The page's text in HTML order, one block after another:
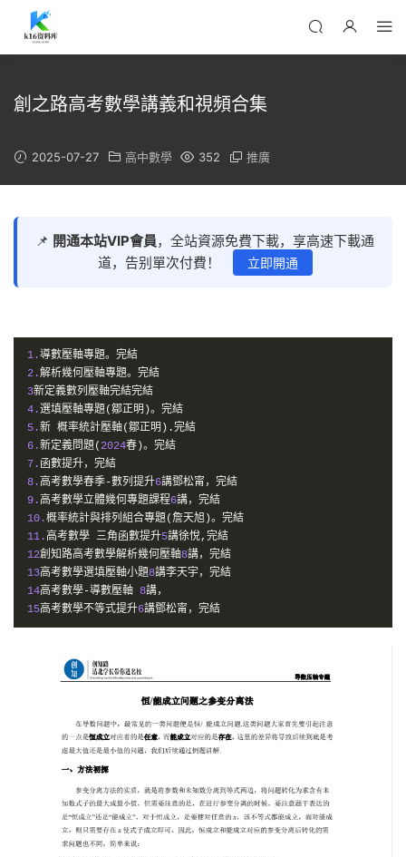
創之路高考數學講義和視頻合集
2025-07-27 高中數學 352 推廣
📌 開通本站VIP會員，全站資源免費下載，享高速下載通
道，告别單次付費！
立即開通
1.導數壓軸專題。完結
2.解析幾何壓軸專題。完結
3新定義數列壓軸完結完結
4.選填壓軸專題(鄒正明)。完結
5.新 概率統計壓軸(鄒正明).完結
6.新定義問題(2024春)。完結
7. 函數提升，完結
8. 高考數學春季-數列提升6講鄧松甯，完結
9. 高考數學立體幾何專題課程6講，完結
10.概率統計與排列組合專題(詹天旭)。完結
11. 高考數學 三角函數提升5講徐悅,完結
12創知路高考數學解析幾何壓軸8講，完結
13高考數學選填壓軸小題8講李天宇，完結
14高考數學-導數壓軸 8講，
15高考數學不等式提升6講鄧松甯，完結